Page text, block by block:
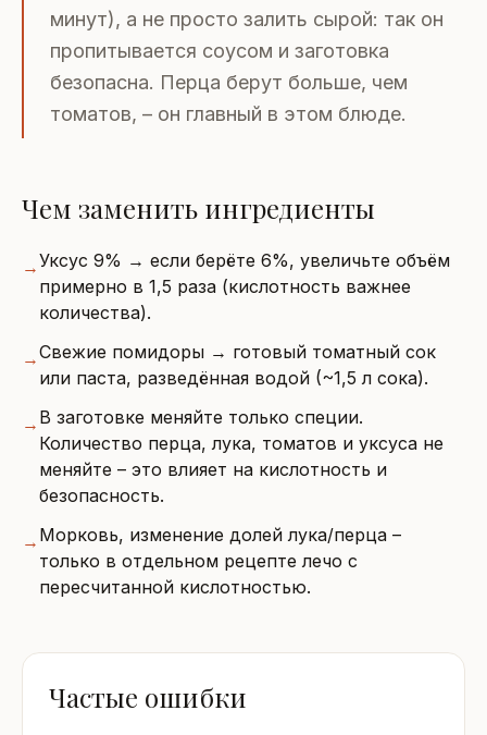
минут), а не просто залить сырой: так он
пропитывается соусом и заготовка
безопасна. Перца берут больше, чем
томатов, – он главный в этом блюде.
Чем заменить ингредиенты
→Уксус 9% → если берёте 6%, увеличьте объём
примерно в 1,5 раза (кислотность важнее
количества).
→Свежие помидоры → готовый томатный сок
или паста, разведённая водой (~1,5 л сока).
→ В заготовке меняйте только специи.
Количество перца, лука, томатов и уксуса не
меняйте – это влияет на кислотность и
безопасность.
→ Морковь, изменение долей лука/перца –
только в отдельном рецепте лечо с
пересчитанной кислотностью.
Частые ошибки